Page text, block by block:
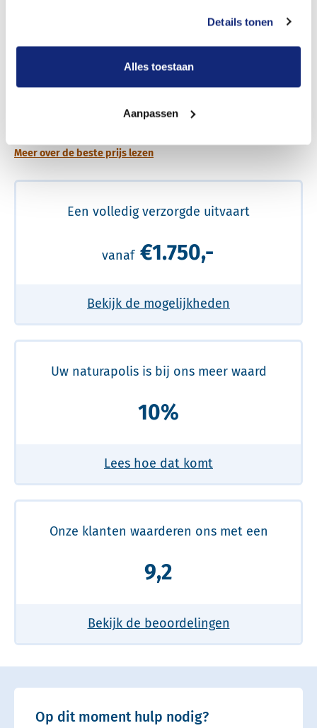
Details tonen
Alles toestaan
Aanpassen
Dit kost een begrafenis
Meer over de beste prijs lezen
Een volledig verzorgde uitvaart
vanaf €1.750,-
Bekijk de mogelijkheden
Uw naturapolis is bij ons meer waard
10%
Lees hoe dat komt
Onze klanten waarderen ons met een
9,2
Bekijk de beoordelingen
Op dit moment hulp nodig?